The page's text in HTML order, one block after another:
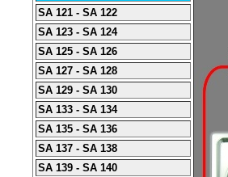
SA 121 - SA 122
SA 123 - SA 124
SA 125 - SA 126
SA 127 - SA 128
SA 129 - SA 130
SA 133 - SA 134
SA 135 - SA 136
SA 137 - SA 138
SA 139 - SA 140